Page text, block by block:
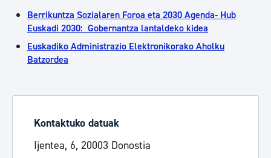
Berrikuntza Sozialaren Foroa eta 2030 Agenda- Hub
Euskadi 2030: Gobernantza lantaldeko kidea
Euskadiko Administrazio Elektronikorako Aholku
Batzordea
Kontaktuko datuak
Ijentea, 6, 20003 Donostia